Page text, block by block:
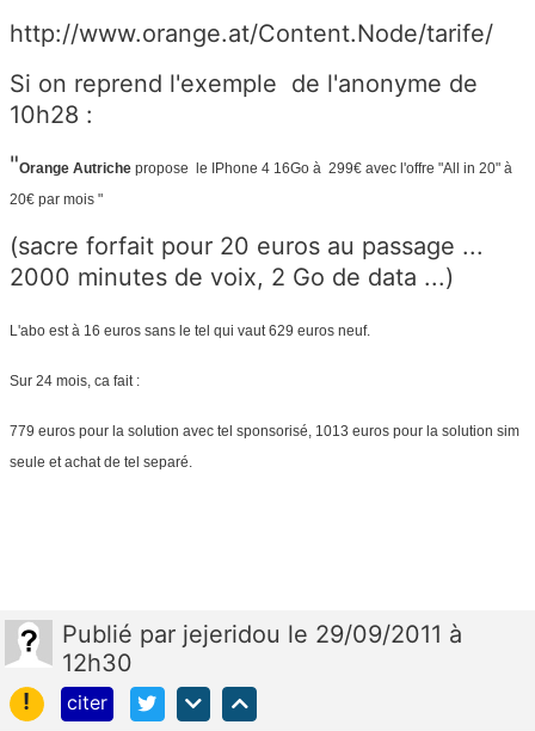
http://www.orange.at/Content.Node/tarife/
Si on reprend l'exemple de l'anonyme de
10h28 :
"Orange Autriche propose le IPhone 4 16Go à 299€ avec l'offre "All in 20" à
20€ par mois "
(sacre forfait pour 20 euros au passage ...
2000 minutes de voix, 2 Go de data ...)
L'abo est à 16 euros sans le tel qui vaut 629 euros neuf.
Sur 24 mois, ca fait :
779 euros pour la solution avec tel sponsorisé, 1013 euros pour la solution sim
seule et achat de tel separé.
Publié par jejeridou le 29/09/2011 à
12h30
!
citer